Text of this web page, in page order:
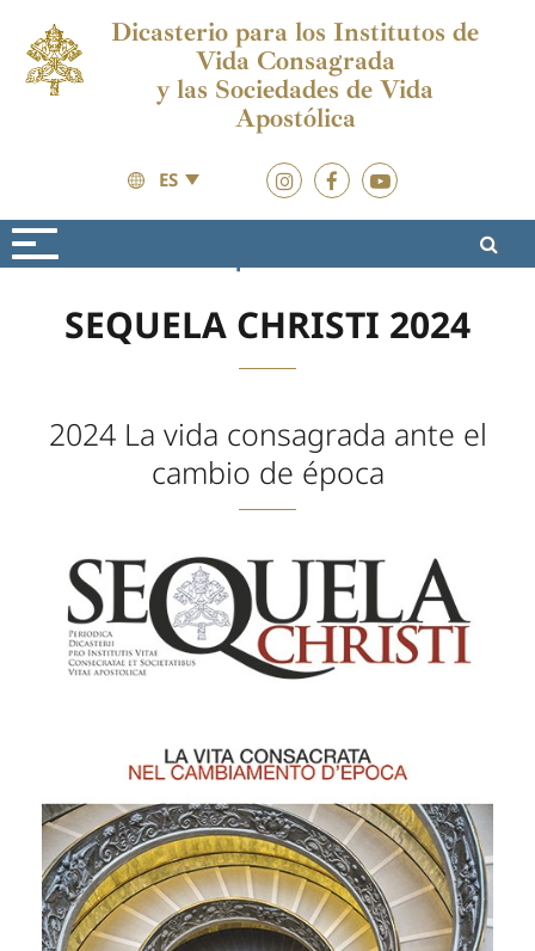
Dicasterio para los Institutos de
Vida Consagrada
y las Sociedades de Vida
Apostólica
ES
SEQUELA CHRISTI 2024
2024 La vida consagrada ante el
cambio de época